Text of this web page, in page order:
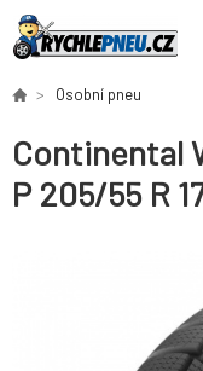
Osobní pneu
Continental
P 205/55 R